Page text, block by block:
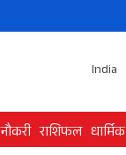
India
नौकरी राशिफल धार्मिक